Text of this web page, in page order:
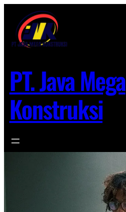
konten
PT. Java Mega
Konstruksi